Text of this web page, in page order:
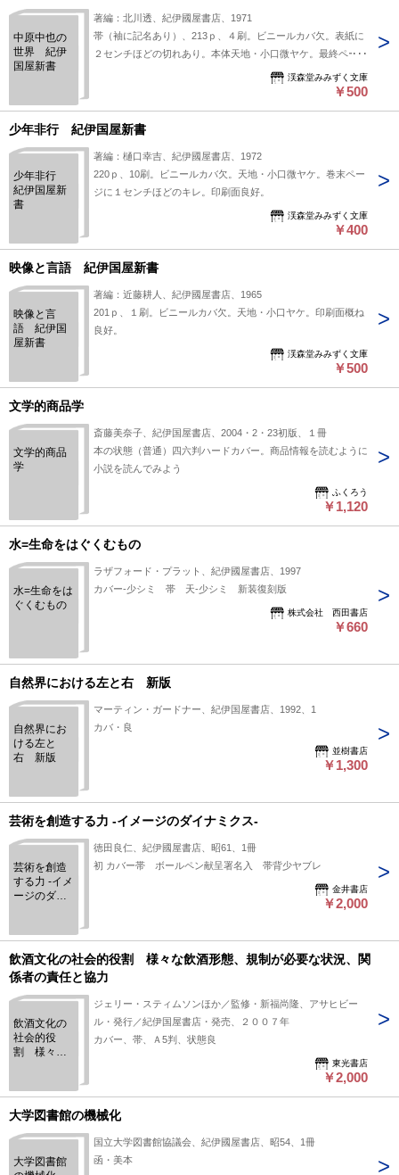
中原中也の
世界 紀伊
国屋新書
著編：北川透、紀伊國屋書店、1971
帯（袖に記名あり）、213ｐ、４刷。ビニールカバ欠。表紙に
２センチほどの切れあり。本体天地・小口微ヤケ。最終ページ
渓森堂みみずく文庫
￥500
少年非行 紀伊国屋新書
少年非行
紀伊国屋新
書
著編：樋口幸吉、紀伊國屋書店、1972
220ｐ、10刷。ビニールカバ欠。天地・小口微ヤケ。巻末ペー
ジに１センチほどのキレ。印刷面良好。
渓森堂みみずく文庫
￥400
映像と言語 紀伊国屋新書
映像と言
語 紀伊国
屋新書
著編：近藤耕人、紀伊國屋書店、1965
201ｐ、１刷。ビニールカバ欠。天地・小口ヤケ。印刷面概ね
良好。
渓森堂みみずく文庫
￥500
文学的商品学
文学的商品
学
斎藤美奈子、紀伊国屋書店、2004・2・23初版、１冊
本の状態（普通）四六判ハードカバー。商品情報を読むように
小説を読んでみよう
ふくろう
￥1,120
水=生命をはぐくむもの
水=生命をは
ぐくむもの
ラザフォード・プラット、紀伊國屋書店、1997
カバー‐少シミ 帯 天‐少シミ 新装復刻版
株式会社 西田書店
￥660
自然界における左と右 新版
自然界にお
ける左と
右 新版
マーティン・ガードナー、紀伊国屋書店、1992、1
カバ・良
並樹書店
￥1,300
芸術を創造する力 -イメージのダイナミクス-
芸術を創造
する力 -イメ
ージのダイ
徳田良仁、紀伊國屋書店、昭61、1冊
初 カバー帯 ボールペン献呈署名入 帯背少ヤブレ
金井書店
￥2,000
飲酒文化の社会的役割 様々な飲酒形態、規制が必要な状況、関
係者の責任と協力
飲酒文化の
社会的役
割 様々な
な状況、関
係者の責任
と協力
ジェリー・スティムソンほか／監修・新福尚隆、アサヒビー
ル・発行／紀伊国屋書店・発売、２００７年
カバー、帯、Ａ5判、状態良
東光書店
￥2,000
大学図書館の機械化
大学図書館
国立大学図書館協議会、紀伊國屋書店、昭54、1冊
函・美本